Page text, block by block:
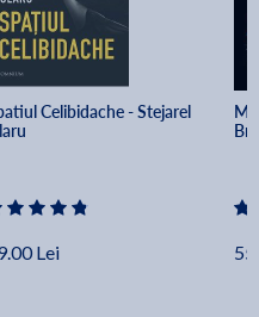
Celibidache - Stejarel
Lei